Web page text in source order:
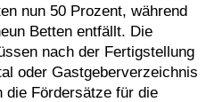
nun 50 Prozent, während
Betten entfällt. Die
nach der Fertigstellung
oder Gastgeberverzeichnis
die Fördersätze für die